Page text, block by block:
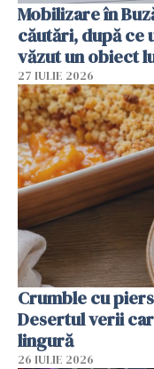
Mobilizare în
căutări, după ce
văzut un obiect
27 IULIE 2026
Crumble cu
Desertul verii
lingură
26 IULIE 2026